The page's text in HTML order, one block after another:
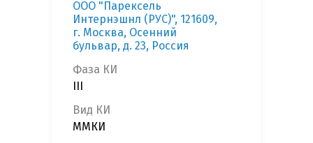
ООО "Парексель
Интернэшнл (РУС)", 121609,
г. Москва, Осенний
бульвар, д. 23, Россия
Фаза КИ
Вид КИ
ММКИ